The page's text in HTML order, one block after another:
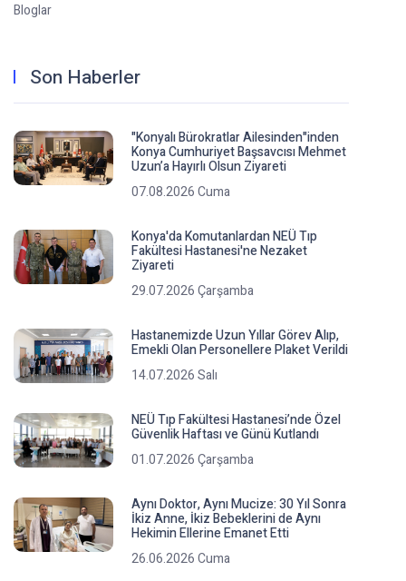
Bloglar
Son Haberler
"Konyalı Bürokratlar Ailesinden"inden
Konya Cumhuriyet Başsavcısı Mehmet
Uzun’a Hayırlı Olsun Ziyareti
07.08.2026 Cuma
Konya'da Komutanlardan NEÜ Tıp
Fakültesi Hastanesi'ne Nezaket
Ziyareti
29.07.2026 Çarşamba
Hastanemizde Uzun Yıllar Görev Alıp,
Emekli Olan Personellere Plaket Verildi
14.07.2026 Salı
NEÜ Tıp Fakültesi Hastanesi’nde Özel
Güvenlik Haftası ve Günü Kutlandı
01.07.2026 Çarşamba
Aynı Doktor, Aynı Mucize: 30 Yıl Sonra
İkiz Anne, İkiz Bebeklerini de Aynı
Hekimin Ellerine Emanet Etti
26.06.2026 Cuma